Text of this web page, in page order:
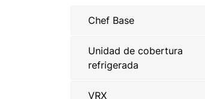
Chef Base
Unidad de cobertura
refrigerada
VRX